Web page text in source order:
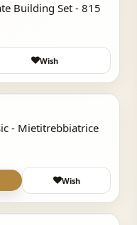
Building Set - 815
Wish
- Mietitrebbiatrice
Wish